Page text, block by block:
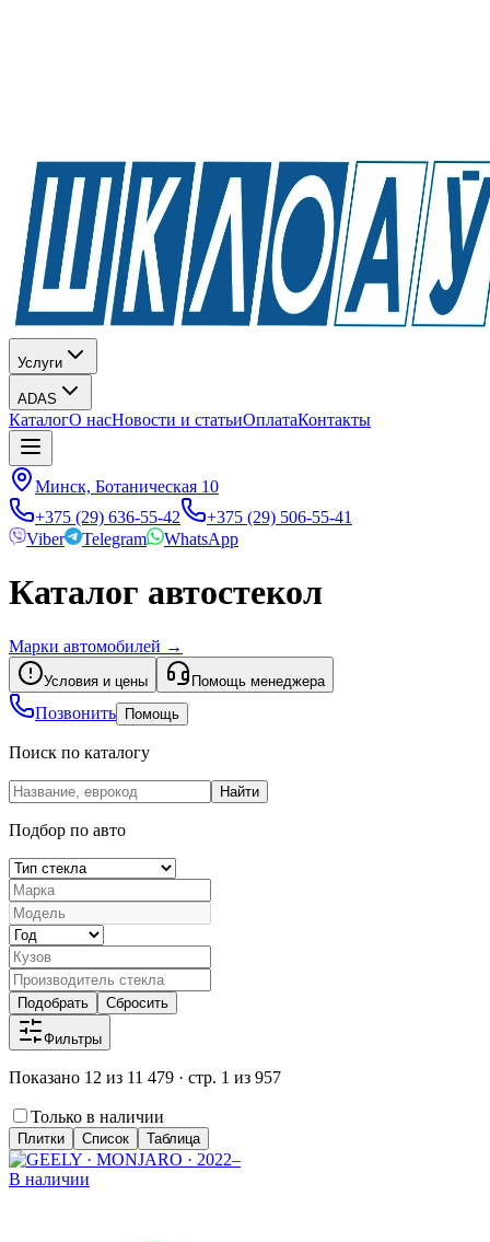
Услуги
ADAS
КаталогО насНовости и статьиОплатаКонтакты
Минск, Ботаническая 10
+375 (29) 636-55-42
+375 (29) 506-55-41
Viber
Telegram WhatsApp
Каталог автостекол
Марки автомобилей →
Условия и цены Помощь менеджера
Позвонить Помощь
Поиск по каталогу
Найти
Подбор по авто
Подобрать Сбросить
Фильтры
Показано 12 из 11 479 · стр. 1 из 957
Только в наличии
Плитки Список Таблица
В наличии